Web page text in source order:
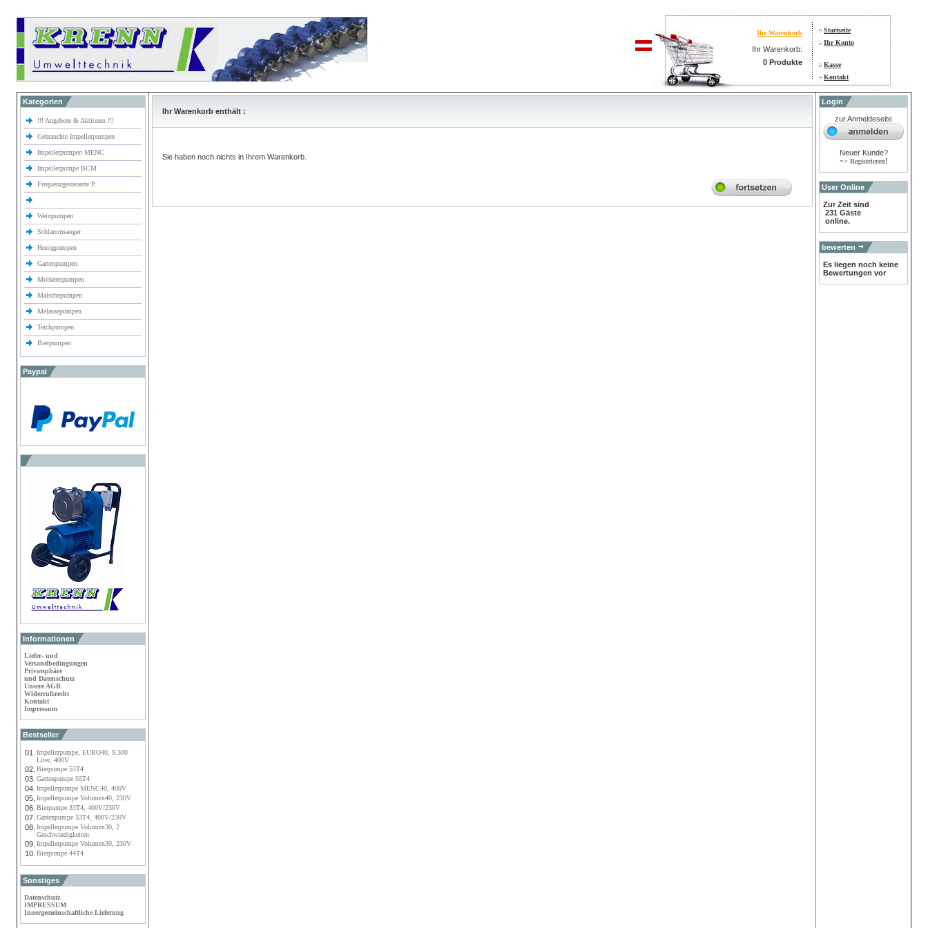
Ihr Warenkorb
Ihr Warenkorb:
0 Produkte
Startseite
Ihr Konto
Kasse
Kontakt
Kategorien
!!! Angebote & Aktionen !!!
Gebrauchte Impellerpumpen
Impellerpumpen MENC
Impellerpumpe BCM
Frequenzgesteuerte P.
Weinpumpen
Schlammsauger
Honigpumpen
Gartenpumpen
Molkereipumpen
Maischepumpen
Melassepumpen
Teichpumpen
Bierpumpen
Paypal
Informationen
Liefer- und
Versandbedingungen
Privatsphäre
und Datenschutz
Unsere AGB
Widerrufsrecht
Kontakt
Impressum
Bestseller
01.
Impellerpumpe, EURO40, 9.300
Liter, 400V
02. Bierpumpe 55T4
03. Gartenpumpe 55T4
04. Impellerpumpe MENC40, 400V
05. Impellerpumpe Volumex40, 230V
06. Bierpumpe 33T4, 400V/230V
07. Gartenpumpe 33T4, 400V/230V
08. Impellerpumpe Volumex30, 2
Geschwindigkeiten
09. Impellerpumpe Volumex30, 230V
10. Bierpumpe 44T4
Sonstiges
Datenschutz
IMPRESSUM
Innergemeinschaftliche Lieferung
Ihr Warenkorb enthält :
Sie haben noch nichts in Ihrem Warenkorb.
Login
zur Anmeldeseite
Neuer Kunde?
=> Registrieren!
User Online
Zur Zeit sind
231 Gäste
online.
bewerten
Es liegen noch keine
Bewertungen vor